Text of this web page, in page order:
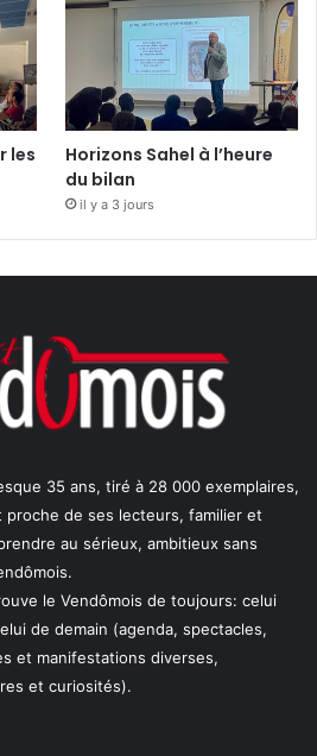
les
Horizons Sahel à l’heure
du bilan
il y a 3 jours
35 ans, tiré à 28 000 exemplaires,
proche de ses lecteurs, familier et
au sérieux, ambitieux sans
le Vendômois de toujours: celui
de demain (agenda, spectacles,
et manifestations diverses,
et curiosités).